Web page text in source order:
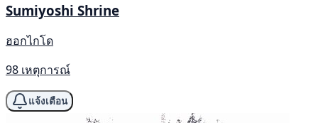
Sumiyoshi Shrine
ฮอกไกโด
98 เหตุการณ์
แจ้งเตือน